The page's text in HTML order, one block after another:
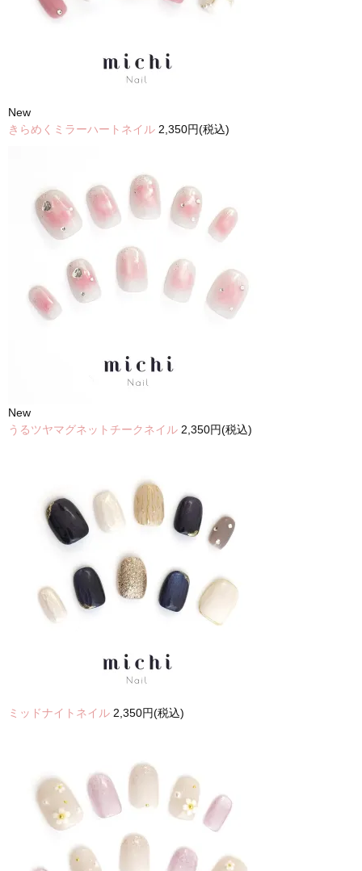
New
きらめくミラーハートネイル 2,350円(税込)
New
うるツヤマグネットチークネイル 2,350円(税込)
ミッドナイトネイル 2,350円(税込)